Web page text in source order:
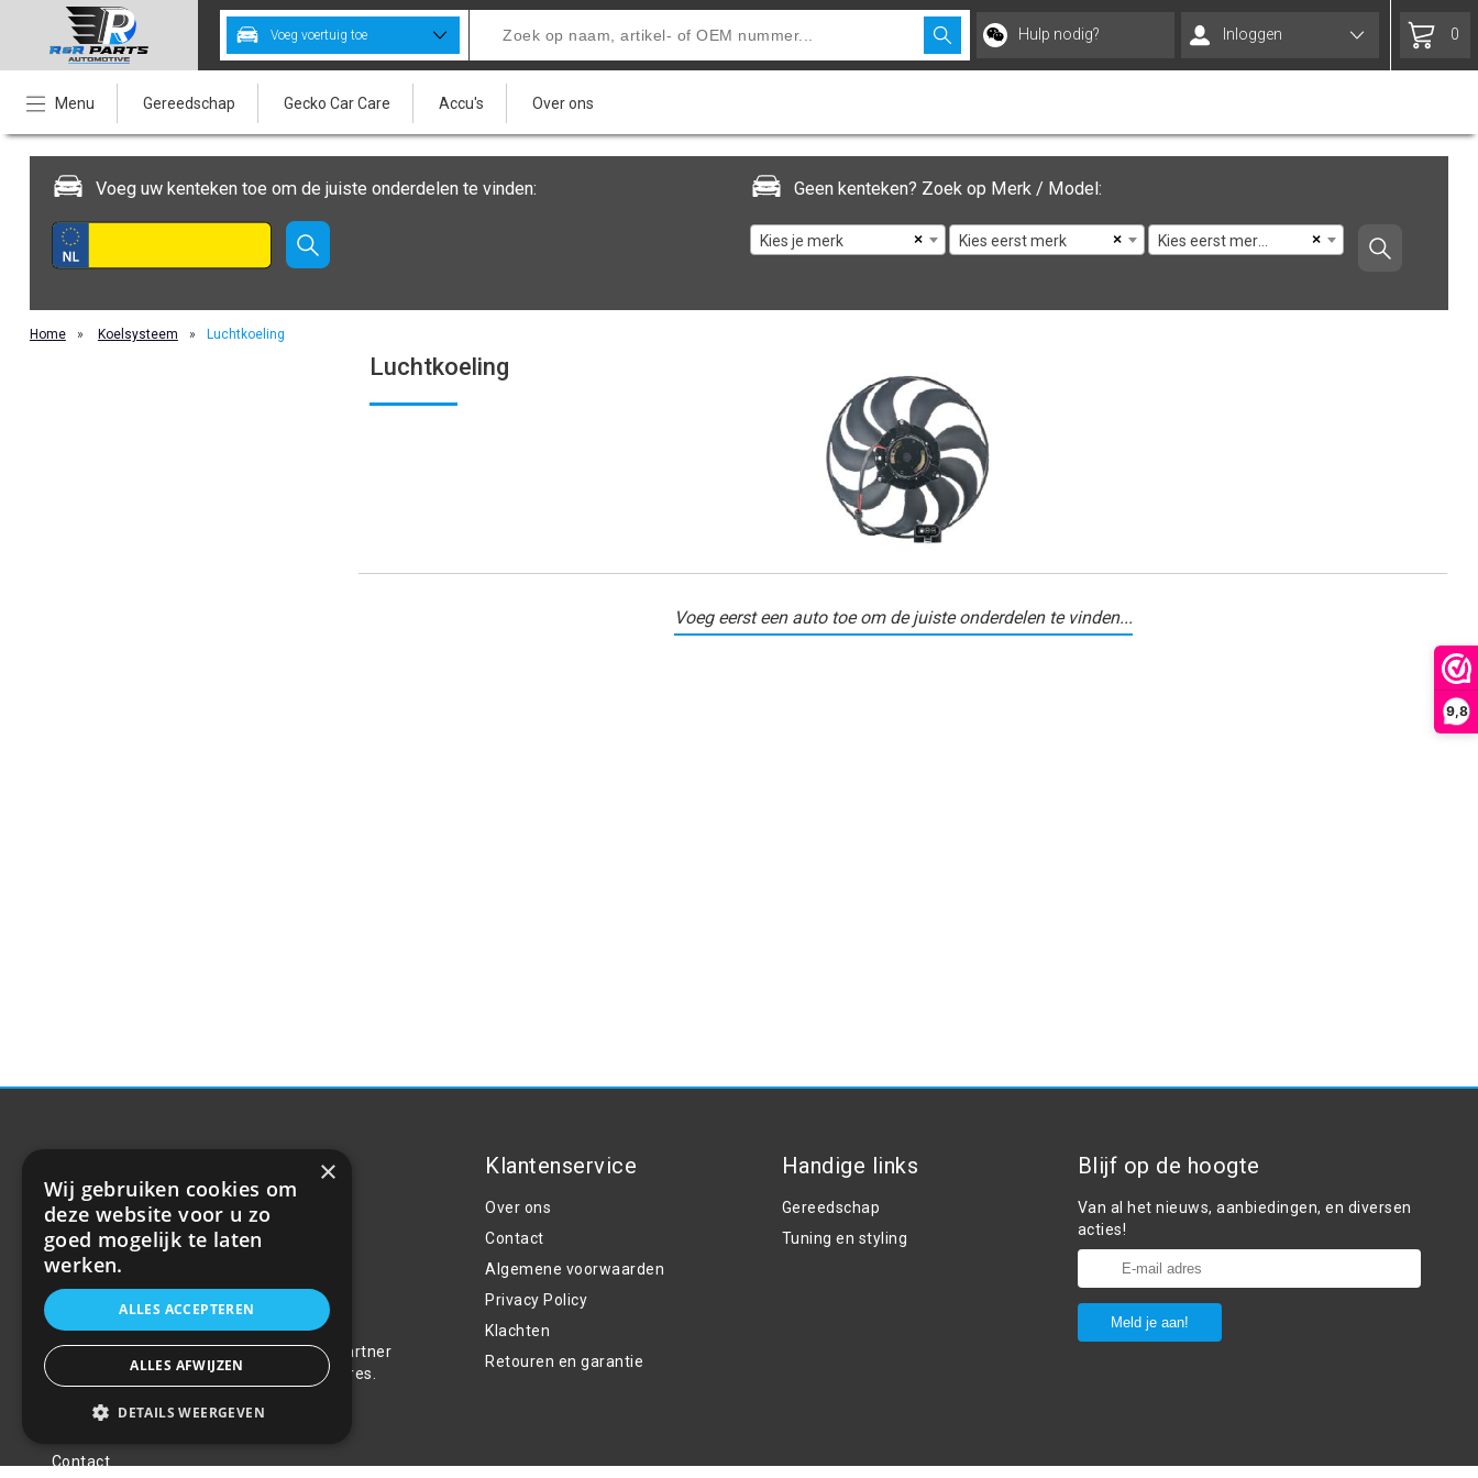
9,8
Voeg voertuig toe Hulp nodig? Inloggen 0
Menu Gereedschap Gecko Car Care Accu's Over ons
Voeg uw kenteken toe om de juiste onderdelen te vinden: Geen kenteken? Zoek op Merk / Model:
×
Kies je merk ×
Kies eerst merk ×
Home » Koelsysteem » Luchtkoeling
Luchtkoeling
Voeg eerst een auto toe om de juiste onderdelen te vinden...
Over ons
Welkom bij R&R Parts Automotive, uw partner
voor de aanschaf van alle auto accessoires.
service & prijs te bieden.
Contact
Klantenservice
Over ons
Contact
Algemene voorwaarden
Privacy Policy
Klachten
Retouren en garantie
Handige links
Gereedschap
Tuning en styling
Blijf op de hoogte
Van al het nieuws, aanbiedingen, en diversen
acties!
×
Wij gebruiken cookies om
deze website voor u zo
goed mogelijk te laten
werken.
ALLES ACCEPTEREN
ALLES AFWIJZEN
DETAILS WEERGEVEN